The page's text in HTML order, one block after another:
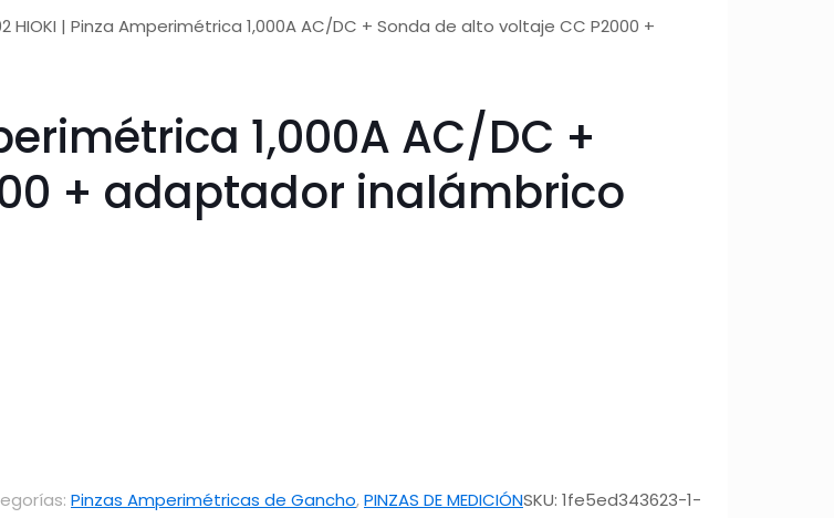
HIOKI | Pinza Amperimétrica 1,000A AC/DC + Sonda de alto voltaje CC P2000 +
1,000A AC/DC +
+ adaptador inalámbrico
Pinzas Amperimétricas de Gancho,PINZAS DE MEDICIÓNSKU: 1fe5ed343623-1-